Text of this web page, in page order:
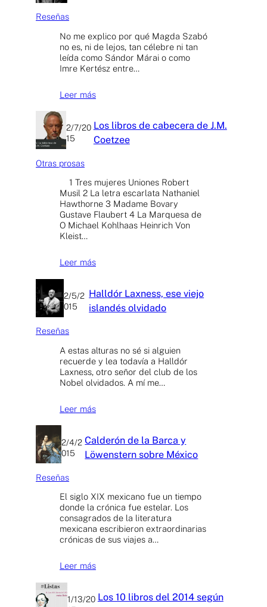
Reseñas
No me explico por qué Magda Szabó
no es, ni de lejos, tan célebre ni tan
leída como Sándor Márai o como
Imre Kertész entre…
Leer más
2/7/20
15
Los libros de cabecera de J.M.
Coetzee
Otras prosas
1 Tres mujeres Uniones Robert
Musil 2 La letra escarlata Nathaniel
Hawthorne 3 Madame Bovary
Gustave Flaubert 4 La Marquesa de
O Michael Kohlhaas Heinrich Von
Kleist…
Leer más
2/5/2
015
Halldór Laxness, ese viejo
islandés olvidado
Reseñas
A estas alturas no sé si alguien
recuerde y lea todavía a Halldór
Laxness, otro señor del club de los
Nobel olvidados. A mí me…
Leer más
2/4/2
015
Calderón de la Barca y
Löwenstern sobre México
Reseñas
El siglo XIX mexicano fue un tiempo
donde la crónica fue estelar. Los
consagrados de la literatura
mexicana escribieron extraordinarias
crónicas de sus viajes a…
Leer más
1/13/20 Los 10 libros del 2014 según